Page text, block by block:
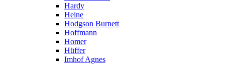
Hardy
Heine
Hodgson Burnett
Hoffmann
Homer
Hüffer
Imhof Agnes